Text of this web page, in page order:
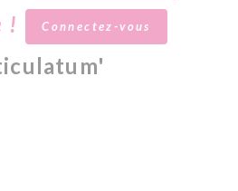
!
Connectez-vous